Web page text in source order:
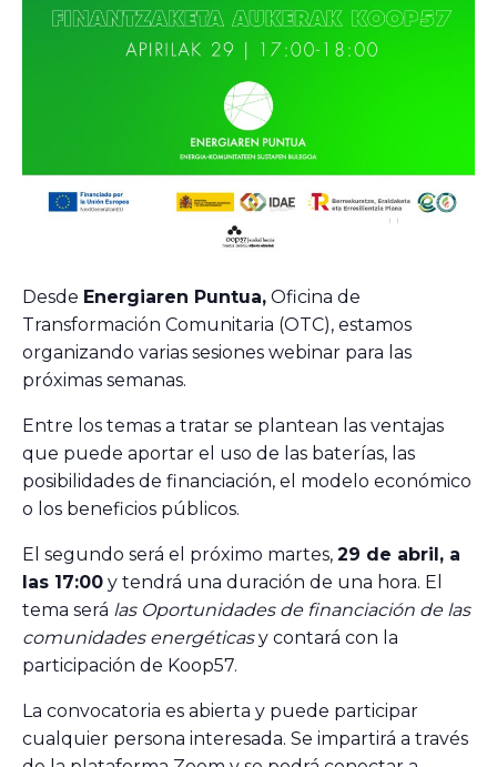
Desde Energiaren Puntua, Oficina de
Transformación Comunitaria (OTC), estamos
organizando varias sesiones webinar para las
próximas semanas.
Entre los temas a tratar se plantean las ventajas
que puede aportar el uso de las baterías, las
posibilidades de financiación, el modelo económico
o los beneficios públicos.
El segundo será el próximo martes, 29 de abril, a
las 17:00 y tendrá una duración de una hora. El
tema será las Oportunidades de financiación de las
comunidades energéticasy contará con la
participación de Koop57.
La convocatoria es abierta y puede participar
cualquier persona interesada. Se impartirá a través